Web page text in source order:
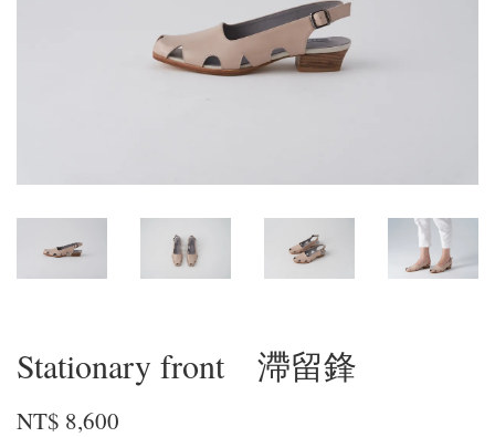
Stationary front 滯留鋒
NT$ 8,600